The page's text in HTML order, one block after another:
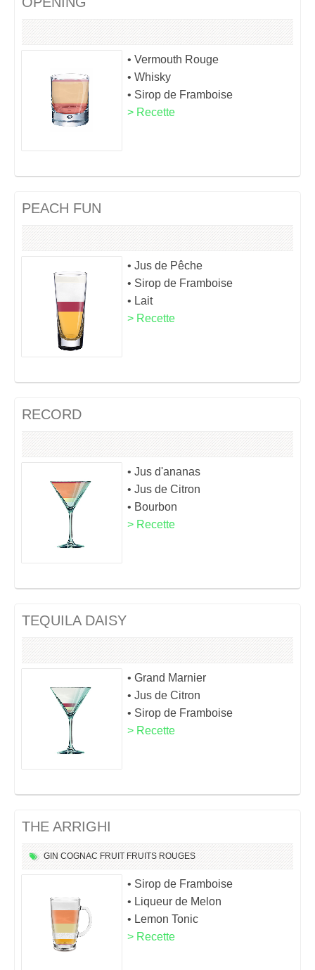
• Vermouth Rouge
• Whisky
• Sirop de Framboise
> Recette
PEACH FUN
• Jus de Pêche
• Sirop de Framboise
• Lait
> Recette
RECORD
• Jus d'ananas
• Jus de Citron
• Bourbon
> Recette
TEQUILA DAISY
• Grand Marnier
• Jus de Citron
• Sirop de Framboise
> Recette
THE ARRIGHI
GIN COGNAC FRUIT FRUITS ROUGES
• Sirop de Framboise
• Liqueur de Melon
• Lemon Tonic
> Recette